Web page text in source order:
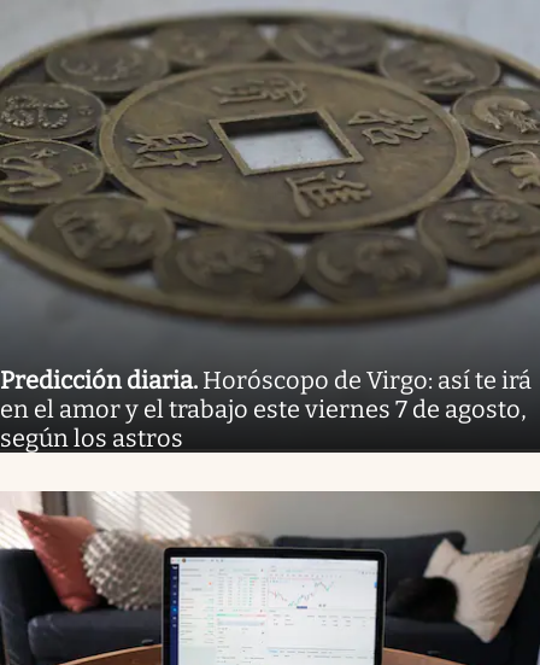
Predicción diaria. Horóscopo de Virgo: así te irá
en el amor y el trabajo este viernes 7 de agosto,
según los astros